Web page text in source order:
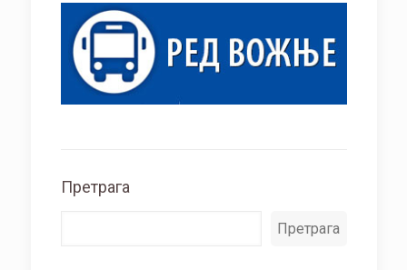
Претрага
Претрага